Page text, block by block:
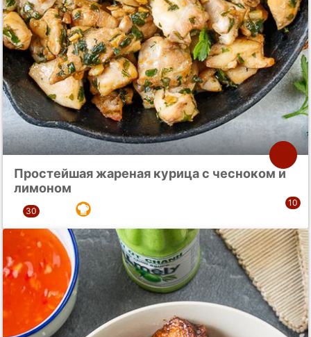
Простейшая жареная курица с чесноком и
лимоном